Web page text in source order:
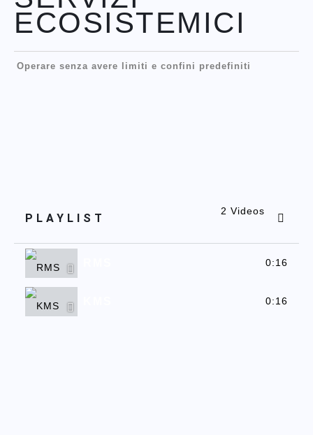
ECOSISTEMICI
Operare senza avere limiti e confini predefiniti
PLAYLIST
2 Videos
0:16
0:16